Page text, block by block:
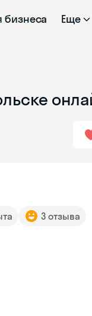
бизнеса Еще
3 отзыва